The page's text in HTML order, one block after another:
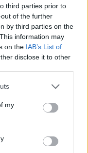
third parties prior to
of the further
by third parties on the
information may
on the IAB’s List of
disclose it to other
my